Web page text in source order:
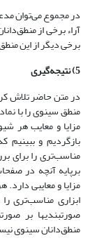
در مجموع می‌توان
آراء برخی از
برخی دیگر از این
5) نتیجه‌گیری
در متن حاضر تلاش
منطق سینوی را با
مزایا و معایب هر
بازگردیم و
مناسب‌تری را برای
برپایه آنچه در
مزایا و معایبی
ابزاری مناسب‌تری
صورتبندی­ها بر
منطق‌دانان سینوی